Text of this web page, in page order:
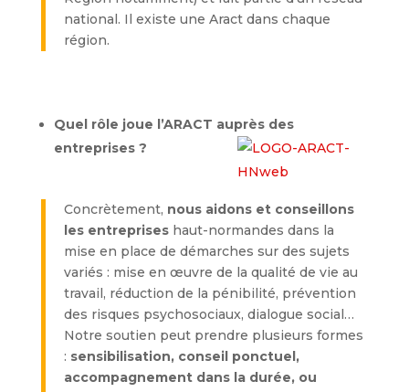
national. Il existe une Aract dans chaque
région.
Quel rôle joue l’ARACT auprès des
entreprises ?
Concrètement, nous aidons et conseillons
les entrepriseshaut-normandes dans la
mise en place de démarches sur des sujets
variés : mise en œuvre de la qualité de vie au
travail, réduction de la pénibilité, prévention
des risques psychosociaux, dialogue social…
Notre soutien peut prendre plusieurs formes
: sensibilisation, conseil ponctuel,
accompagnement dans la durée, ou